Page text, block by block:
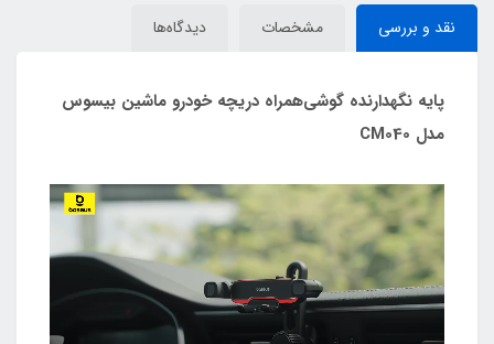
نقد و بررسی مشخصات دیدگاه‌ها
پایه نگهدارنده گوشی‌همراه دریچه خودرو ماشین بیسوس
مدل CM040